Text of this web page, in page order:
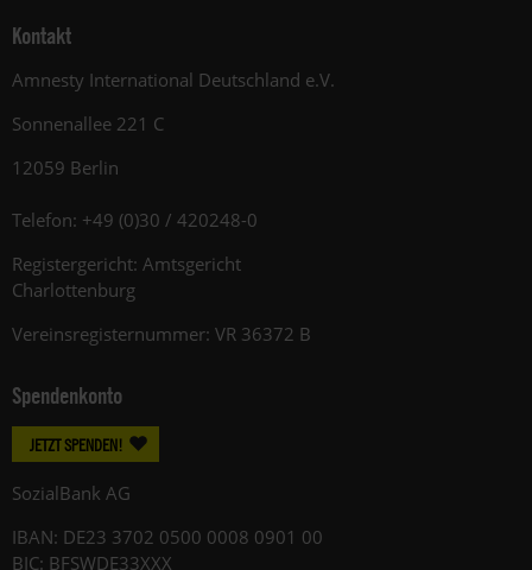
Kontakt
Amnesty International Deutschland e.V.
Sonnenallee 221 C
12059 Berlin
Telefon: +49 (0)30 / 420248-0
Registergericht: Amtsgericht
Charlottenburg
Vereinsregisternummer: VR 36372 B
Spendenkonto
JETZT SPENDEN!
SozialBank AG
IBAN: DE23 3702 0500 0008 0901 00
BIC: BFSWDE33XXX